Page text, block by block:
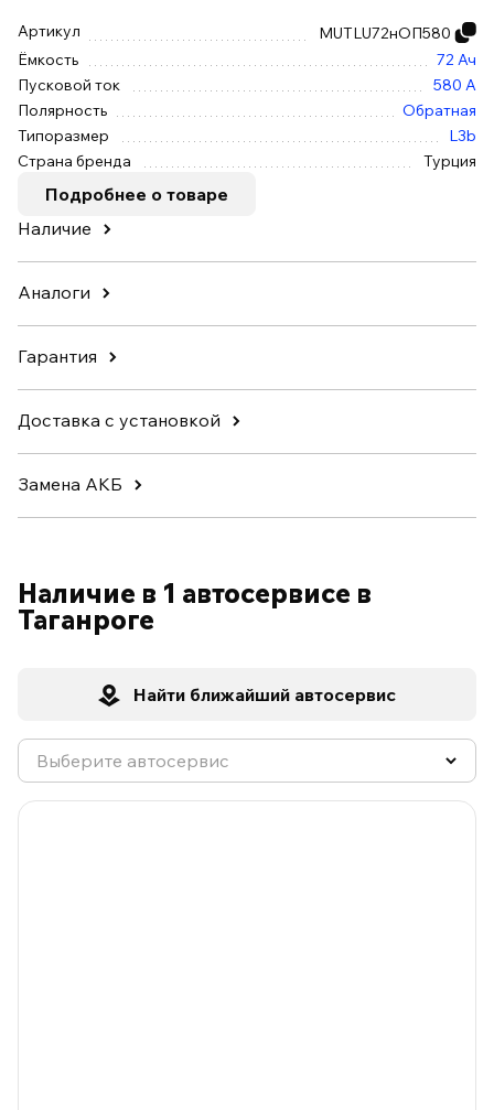
Артикул
MUTLU72нОП580
Ёмкость
72 Ач
Пусковой ток
580 А
Полярность
Обратная
Типоразмер
L3b
Страна бренда
Турция
Подробнее о товаре
Наличие
Аналоги
Гарантия
Доставка с установкой
Замена АКБ
Наличие в 1 автосервисе в
Таганроге
Найти ближайший автосервис